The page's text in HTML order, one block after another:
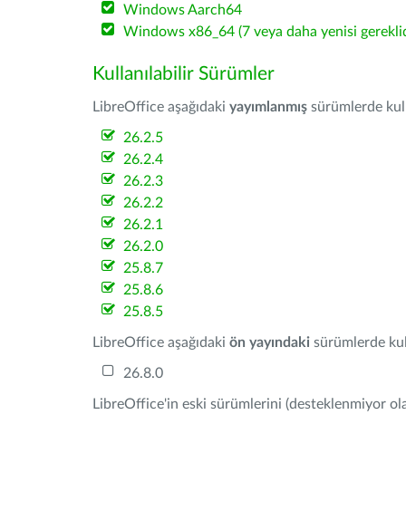
Windows Aarch64
Windows x86_64 (7 veya daha yenisi
Kullanılabilir Sürümler
LibreOffice aşağıdaki yayımlanmış sürümlerde
26.2.5
26.2.4
26.2.3
26.2.2
26.2.1
26.2.0
25.8.7
25.8.6
25.8.5
LibreOffice aşağıdaki ön yayındaki sürümlerde
26.8.0
LibreOffice'in eski sürümlerini (desteklenmiyor